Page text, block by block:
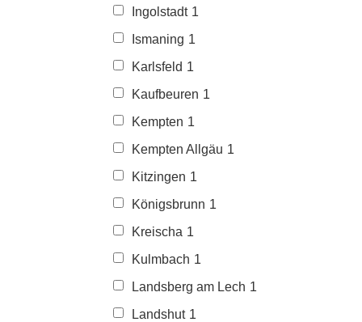
Ingolstadt 1
Ismaning 1
Karlsfeld 1
Kaufbeuren 1
Kempten 1
Kempten Allgäu 1
Kitzingen 1
Königsbrunn 1
Kreischa 1
Kulmbach 1
Landsberg am Lech 1
Landshut 1